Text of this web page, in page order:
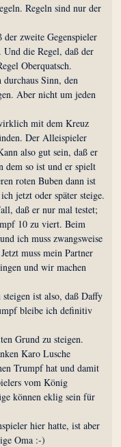
Regeln sind nur der
zweite Gegenspieler
die Regel, daß der
Oberquatsch.
durchaus Sinn, den
Aber nicht um jeden
mit dem Kreuz
Der Alleispieler
also gut sein, daß er
dem so ist und er spielt
roten Buben dann ist
jetzt oder später steige.
daß er nur mal testet;
10 zu viert. Beim
ich muss zwangsweise
muss mein Partner
und wir machen
ist also, daß Daffy
bleibe ich definitiv
Grund zu steigen.
Karo Lusche
Trumpf hat und damit
vom König
können eklig sein für
hier hatte, ist aber
Oma :-)